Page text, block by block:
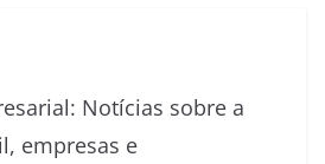
Notícias sobre a
empresas e